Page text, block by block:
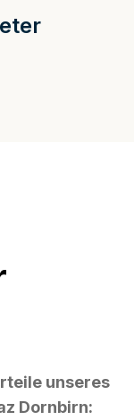
unseres
Dornbirn: